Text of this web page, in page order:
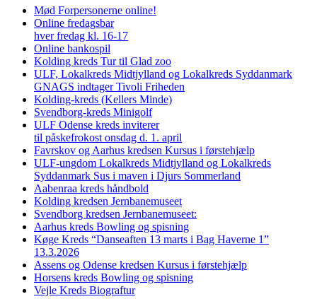
Mød Forpersonerne online!
Online fredagsbar
hver fredag kl. 16-17
Online bankospil
Kolding kreds Tur til Glad zoo
ULF, Lokalkreds Midtjylland og Lokalkreds Syddanmark
GNAGS indtager Tivoli Friheden
Kolding-kreds (Kellers Minde)
Svendborg-kreds Minigolf
ULF Odense kreds inviterer
til påskefrokost onsdag d. 1. april
Favrskov og Aarhus kredsen Kursus i førstehjælp
ULF-ungdom Lokalkreds Midtjylland og Lokalkreds
Syddanmark Sus i maven i Djurs Sommerland
Aabenraa kreds håndbold
Kolding kredsen Jernbanemuseet
Svendborg kredsen Jernbanemuseet:
Aarhus kreds Bowling og spisning
Køge Kreds “Danseaften 13 marts i Bag Haverne 1”
13.3.2026
Assens og Odense kredsen Kursus i førstehjælp
Horsens kreds Bowling og spisning
Vejle Kreds Biograftur